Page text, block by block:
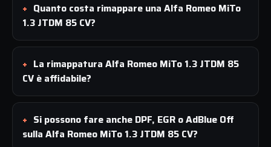
Quanto costa rimappare una Alfa Romeo MiTo
1.3 JTDM 85 CV?
La rimappatura Alfa Romeo MiTo 1.3 JTDM 85
CV è affidabile?
Si possono fare anche DPF, EGR o AdBlue Off
sulla Alfa Romeo MiTo 1.3 JTDM 85 CV?